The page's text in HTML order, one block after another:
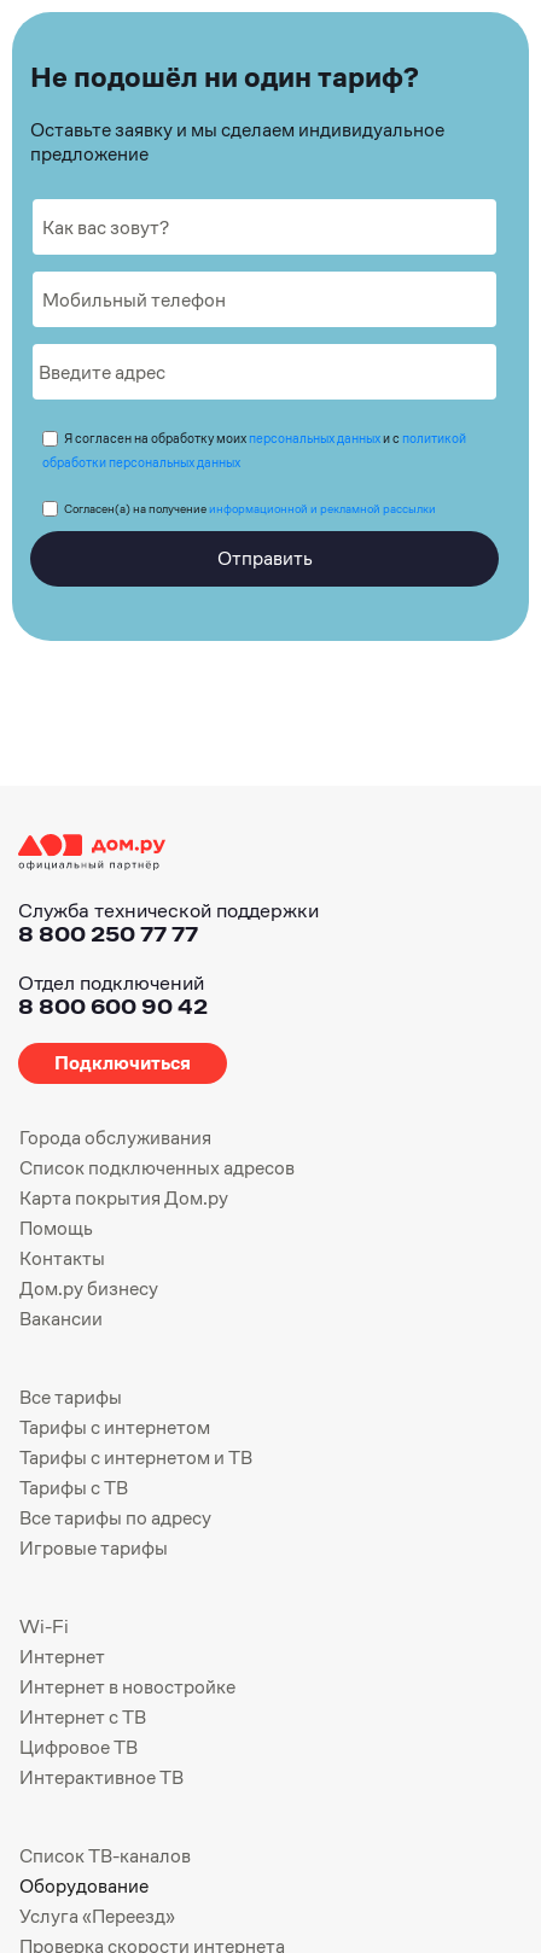
Не подошёл ни один тариф?
Оставьте заявку и мы сделаем индивидуальное
предложение
Я согласен на обработку моих персональных данныхи с политикой
обработки персональных данных
Согласен(а) на получениеинформационной и рекламной рассылки
Отправить
Служба технической поддержки
8 800 250 77 77
Отдел подключений
8 800 600 90 42
Подключиться
Города обслуживания
Список подключенных адресов
Карта покрытия Дом.ру
Помощь
Контакты
Дом.ру бизнесу
Вакансии
Все тарифы
Тарифы с интернетом
Тарифы с интернетом и ТВ
Тарифы с ТВ
Все тарифы по адресу
Игровые тарифы
Wi-Fi
Интернет
Интернет в новостройке
Интернет с ТВ
Цифровое ТВ
Интерактивное ТВ
Список ТВ-каналов
Оборудование
Услуга «Переезд»
Проверка скорости интернета